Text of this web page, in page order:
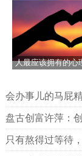
人最应该拥有的心
会办事儿的马屁
盘古创富许萍：
只有熬得过等待